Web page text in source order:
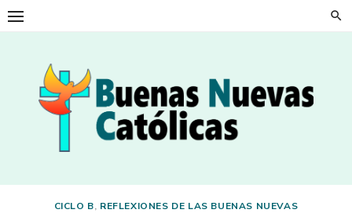
Skip
to
CICLO B, REFLEXIONES DE LAS BUENAS NUEVAS